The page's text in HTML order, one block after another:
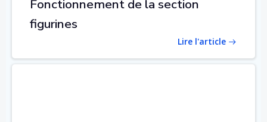
Fonctionnement de la section
figurines
Lire l'article